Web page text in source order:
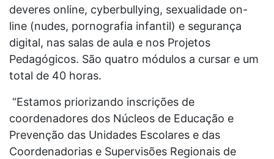
deveres online, cyberbullying, sexualidade on-
line (nudes, pornografia infantil) e segurança
digital, nas salas de aula e nos Projetos
Pedagógicos. São quatro módulos a cursar e um
total de 40 horas.
“Estamos priorizando inscrições de
coordenadores dos Núcleos de Educação e
Prevenção das Unidades Escolares e das
Coordenadorias e Supervisões Regionais de